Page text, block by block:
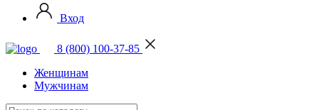
Вход
8 (800) 100-37-85
Женщинам
Мужчинам